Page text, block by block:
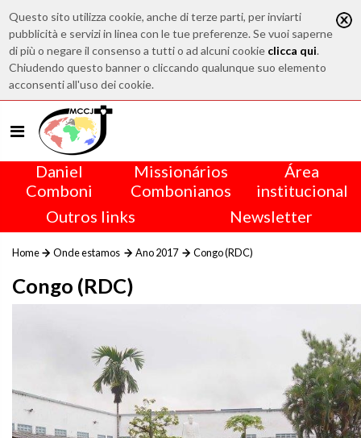
Questo sito utilizza cookie, anche di terze parti, per inviarti
pubblicità e servizi in linea con le tue preferenze. Se vuoi saperne
di più o negare il consenso a tutti o ad alcuni cookie clicca qui.
Chiudendo questo banner o cliccando qualunque suo elemento
acconsenti all'uso dei cookie.
Daniel
Comboni
Missionários
Combonianos
Área
institucional
Outros links
Newsletter
Home Onde estamos Ano 2017 Congo (RDC)
Congo (RDC)